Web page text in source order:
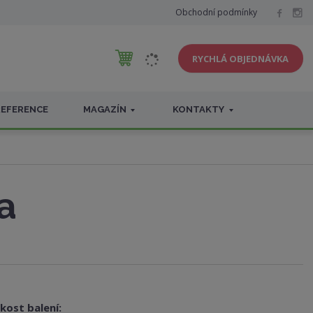
Obchodní podmínky
RYCHLÁ OBJEDNÁVKA
MAGAZÍN KONTAKTY
balení: